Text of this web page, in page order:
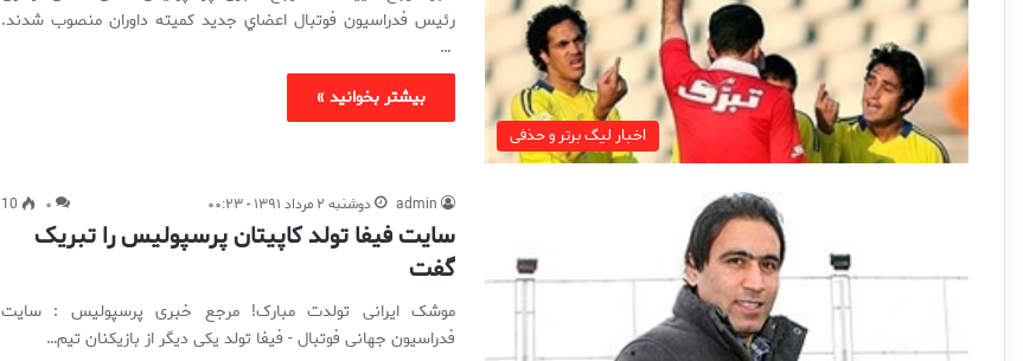
اخبار لیگ برتر و حذفی
رئیس فدراسیون فوتبال اعضاي جديد کمیته داوران منصوب شدند.
…
بیشتر بخوانید »
admin دوشنبه ۲ مرداد ۱۳۹۱ - ۰۰:۲۳ ۰ 10
سایت فیفا تولد کاپیتان پرسپولیس را تبریک
گفت
موشک ایرانی تولدت مبارک! مرجع خبری پرسپولیس : سایت
فدراسیون جهانی فوتبال - فیفا تولد یکی دیگر از بازیکنان تیم…